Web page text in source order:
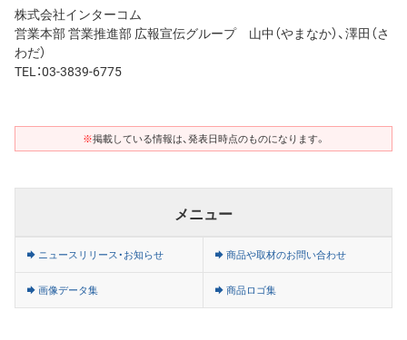
株式会社インターコム
営業本部 営業推進部 広報宣伝グループ 山中（やまなか）、澤田（さ
わだ）
TEL：03-3839-6775
※掲載している情報は、発表日時点のものになります。
メニュー
ニュースリリース・お知らせ 商品や取材のお問い合わせ
画像データ集 商品ロゴ集